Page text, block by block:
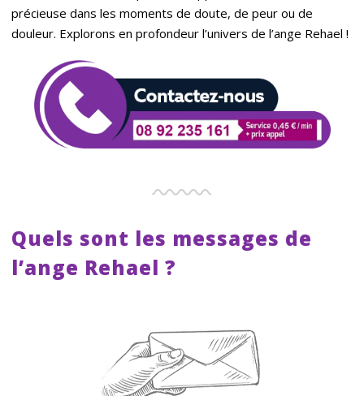
précieuse dans les moments de doute, de peur ou de
douleur. Explorons en profondeur l’univers de l’ange Rehael !
Quels sont les messages de
l’ange Rehael ?